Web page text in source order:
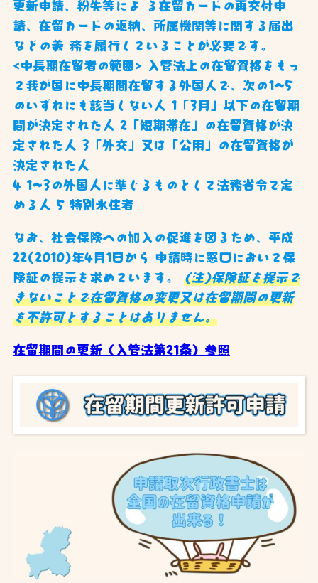
更新申請、紛失等によ る在留カードの再交付申
請、在留カードの返納、所属機関等に関する届出
などの義 務を履行していることが必要です。
<中長期在留者の範囲> 入管法上の在留資格をもっ
て我が国に中長期間在留する外国人で、次の1~5
のいずれにも該当しない人 1「3月」以下の在留期
間が決定された人 2「短期滞在」の在留資格が決
定された人 3「外交」又は「公用」の在留資格が
決定された人
4 1~3の外国人に準じるものとして法務省令で定
める人 5 特別永住者
なお、社会保険への加入の促進を図るため、平成
22(2010)年4月1日から 申請時に窓口において保
険証の提示を求めています。 (注)保険証を提示で
きないことで在留資格の変更又は在留期間の更新
を不許可とすることはありません。
在留期間の更新（入管法第21条）参照